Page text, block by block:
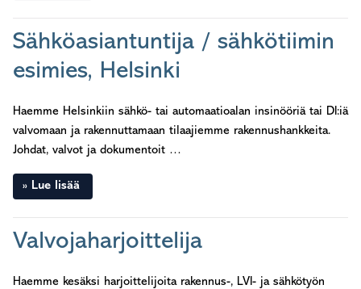
Sähköasiantuntija / sähkötiimin
esimies, Helsinki
Haemme Helsinkiin sähkö- tai automaatioalan insinööriä tai DI:iä
valvomaan ja rakennuttamaan tilaajiemme rakennushankkeita.
Johdat, valvot ja dokumentoit …
Lue lisää
Valvojaharjoittelija
Haemme kesäksi harjoittelijoita rakennus-, LVI- ja sähkötyön